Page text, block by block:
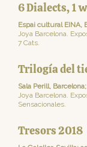
6 Dialects, 1
Espai cultural EINA,
Joya Barcelona.
7 Cats.
Trilogía del
Sala Perill,
Joya Barcelona.
Sensacionales.
Tresors 2018